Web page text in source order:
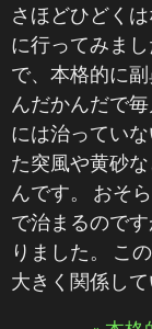
さほどひどく
に行ってみま
で、本格的に
んだかんだで
には治ってい
た突風や黄砂
んです。 おそ
で治まるので
りました。 こ
大きく関係し